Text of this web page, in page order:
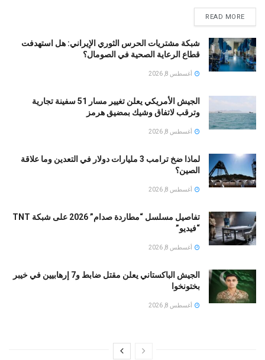
READ MORE
شبكة مشتريات الحرس الثوري الإيراني: هل استهدفت
قطاع الرعاية الصحية في الصومال؟
أغسطس 8, 2026
الجيش الأمريكي يعلن تغيير مسار 51 سفينة تجارية
وترقب لاتفاق وشيك بمضيق هرمز
أغسطس 8, 2026
لماذا ضخ ترامب 3 مليارات دولار في التعدين وما علاقة
الصين؟
أغسطس 8, 2026
تفاصيل مسلسل “مطاردة صدام” 2026 على شبكة TNT
“فيديو”
أغسطس 8, 2026
الجيش الباكستاني يعلن مقتل ضابط و7 إرهابيين في خيبر
بختونخوا
أغسطس 8, 2026